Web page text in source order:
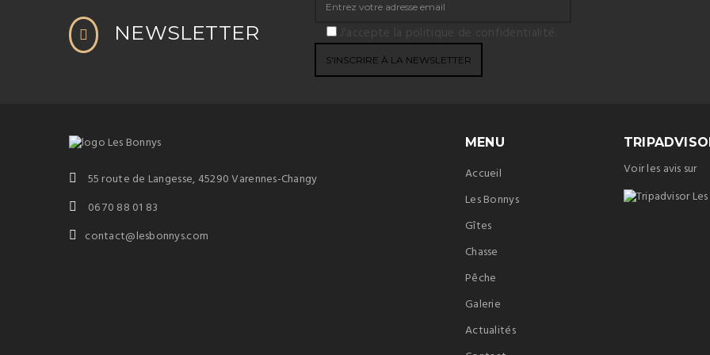
NEWSLETTER J'accepte la politique de confidentialité.
55 route de Langesse, 45290 Varennes-Changy
06 70 88 01 83
contact@lesbonnys.com
MENU
Accueil
Les Bonnys
Gîtes
Chasse
Pêche
Galerie
Actualités
Voir les avis sur